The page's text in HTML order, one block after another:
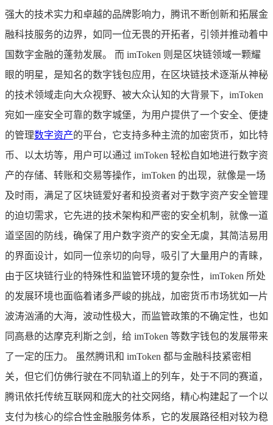
强大的技术实力和卓越的品牌影响力，腾讯不断创新和拓展金
融科技服务的边界，如同一位无畏的开拓者，引领并推动着中
国数字金融的蓬勃发展。 而 imToken 则是区块链领域一颗耀
眼的明星，是知名的数字钱包应用，在区块链技术逐渐从神秘
的技术领域走向大众视野、被大众认知的大背景下，imToken
宛如一座安全可靠的数字城堡，为用户提供了一个安全、便捷
的管理数字资产的平台，它支持多种主流的加密货币，如比特
币、以太坊等，用户可以通过 imToken 轻松自如地进行数字资
产的存储、转账和交易等操作，imToken 的出现，就像是一场
及时雨，满足了区块链爱好者和投资者对于数字资产安全管理
的迫切需求，它先进的技术架构和严密的安全机制，就像一道
道坚固的防线，确保了用户数字资产的安全无虞，其简洁易用
的界面设计，如同一位亲切的向导，吸引了大量用户的青睐，
由于区块链行业的特殊性和监管环境的复杂性，imToken 所处
的发展环境也面临着诸多严峻的挑战，加密货币市场犹如一片
波涛汹涌的大海，波动性极大，而监管政策的不确定性，也如
同高悬的达摩克利斯之剑，给 imToken 等数字钱包的发展带来
了一定的压力。 虽然腾讯和 imToken 都与金融科技紧密相
关，但它们仿佛行驶在不同轨道上的列车，处于不同的赛道，
腾讯依托传统互联网和庞大的社交网络，精心构建起了一个以
支付为核心的综合性金融服务体系，它的发展路径相对较为稳